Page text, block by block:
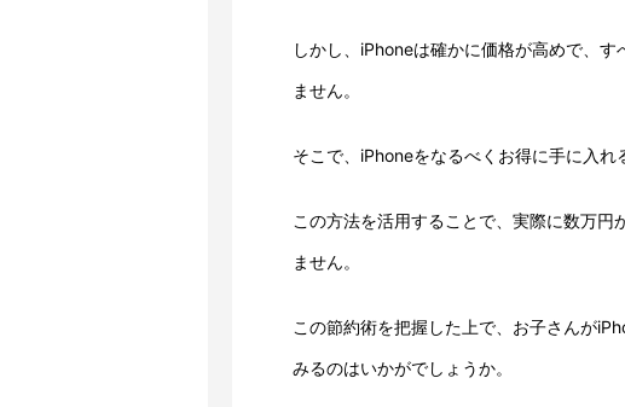
しかし、iPhoneは確かに価格が高めで、
ません。
そこで、iPhoneをなるべくお得に手に入れ
この方法を活用することで、実際に数万
ません。
この節約術を把握した上で、お子さんが
みるのはいかがでしょうか。